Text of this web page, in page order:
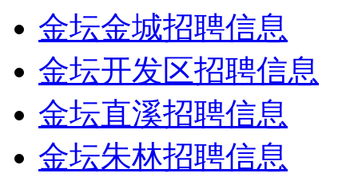
金坛金城招聘信息
金坛开发区招聘信息
金坛直溪招聘信息
金坛朱林招聘信息